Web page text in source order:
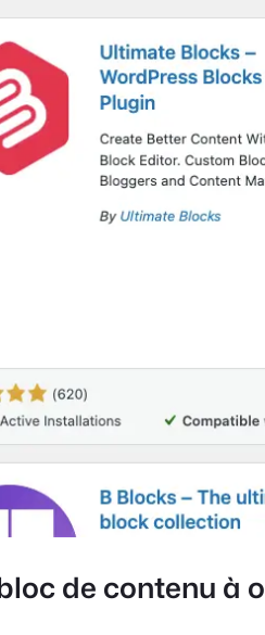
de contenu à